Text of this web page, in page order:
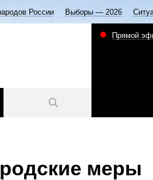
России Выборы — 2026
Прямой
меры